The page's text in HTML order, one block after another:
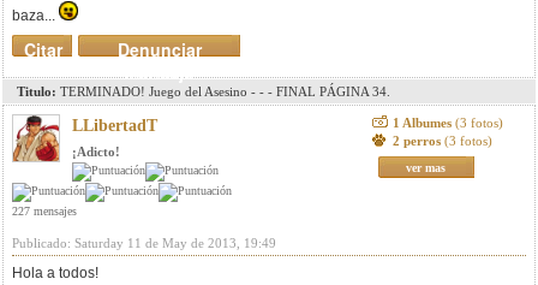
baza...
Denunciar
mensaje
Citar
Titulo: TERMINADO! Juego del Asesino - - - FINAL PÁGINA 34.
LLibertadT
¡Adicto!
227 mensajes
1 Albumes (3 fotos)
2 perros (3 fotos)
ver mas
Publicado: Saturday 11 de May de 2013, 19:49
Hola a todos!